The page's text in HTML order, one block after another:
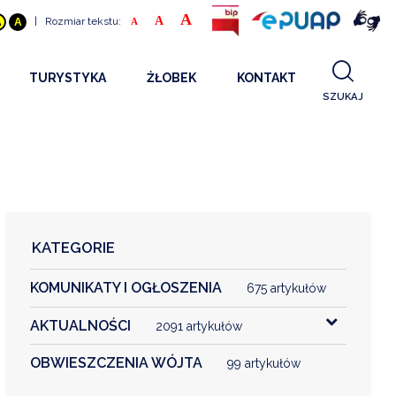
A | Rozmiar tekstu: A A A
TURYSTYKA ŻŁOBEK
KONTAKT
KONTAKT
SZUKAJ
KATEGORIE
KOMUNIKATY I OGŁOSZENIA 675 artykułów
AKTUALNOŚCI 2091 artykułów
OBWIESZCZENIA WÓJTA 99 artykułów